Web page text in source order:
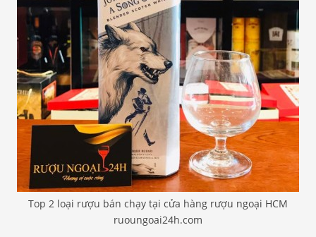
Top 2 loại rượu bán chạy tại cửa hàng rượu ngoại HCM
ruoungoai24h.com